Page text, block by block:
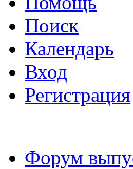
Поиск
Календарь
Вход
Регистрация
Форум